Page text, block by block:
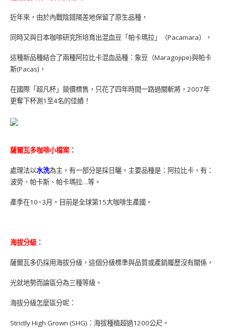
近年來，由於內戰陰錯陽差地保留了原生品種，
同時又與日本咖啡研究所培育出混血豆「帕卡瑪拉」（Pacamara），
這種新品種結合了兩種阿拉比卡混血品種：象豆（Maragojipe)與帕卡
斯(Pacas)，
在國際「超凡杯」競價標售，只花了四年時間一路過關斬將，2007年
更奪下杯測1至4名的佳績！
薩爾瓦多咖啡小檔案：
處理法以水洗為主，有一部分是採日曬。主要品種是：阿拉比卡，有：
波旁、帕卡斯、帕卡瑪拉…等。
產季在10~3月。目前是全球第15大咖啡生產國。
海拔分級：
薩爾瓦多仍採用海拔分級，這個分級標準與品質或產銷履歷沒有關係，
光就地勢而論區分為三種等級。
海拔分級怎麼區分呢：
Strictly High Grown (SHG)：海拔種植超過1200公尺。